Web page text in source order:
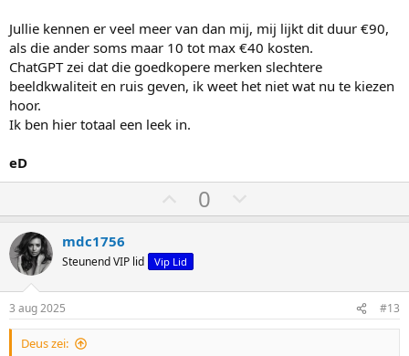
Jullie kennen er veel meer van dan mij, mij lijkt dit duur €90,
als die ander soms maar 10 tot max €40 kosten.
ChatGPT zei dat die goedkopere merken slechtere
beeldkwaliteit en ruis geven, ik weet het niet wat nu te kiezen
hoor.
Ik ben hier totaal een leek in.
eD
t
m
o
h
0
t
o
l
mdc1756
Steunend VIP lid Vip Lid
3 aug 2025 #13
Deus zei: